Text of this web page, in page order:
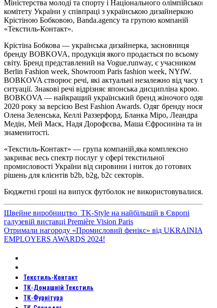
Міністерства молоді та спорту і Національного олімпійського
комітету України у співпраці з українською дизайнеркою
Крістіною Бобковою, Banda.agency та групою компаній
«Текстиль-Контакт».
Крістіна Бобкова — українська дизайнерка, засновниця
бренду BOBKOVA, продукція якого продається по всьому
світу. Бренд представлений на Vogue.runway, є учасником
Berlin Fashion week, Showroom Paris fashion week, NYfW.
BOBKOVA створює речі, які актуальні незалежно від часу та
ситуації. Знакові речі відрізняє японська дисципліна крою.
BOBKOVA — найкращий український бренд жіночого одягу
2020 року за версією Best Fashion Awards. Одяг бренду носять
Олена Зеленська, Келлі Раззерфорд, Бланка Міро, Леандра
Медін, Мей Маск, Надя Дорофєєва, Маша Єфросиніна та інші
знаменитості.
«Текстиль-Контакт» — група компаній,яка комплексно
закриває весь спектр послуг у сфері текстильної
промисловості України від сировини і ниток до готових
рішень для клієнтів b2b, b2g, b2c секторів.
Бюджетні гроші на випуск футболок не використовувалися.
Швейне виробництво TK-Style на найбільшій в Європі
галузевій виставці Première Vision Paris
Отримали нагороду «Промисловий фенікс» від UKRAINIAN
EMPLOYERS AWARDS 2024!
Текстиль-Контакт
ТК-Домашній Текстиль
ТК-Фурнітура